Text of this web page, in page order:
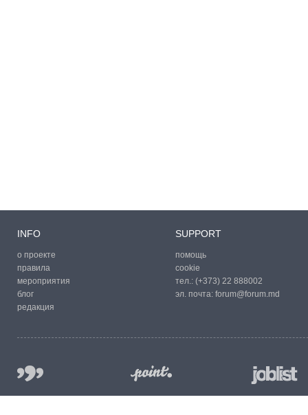
INFO
о проекте
правила
мероприятия
блог
редакция
SUPPORT
помощь
cookie
тел.: (+373) 22 888002
эл. почта: forum@forum.md